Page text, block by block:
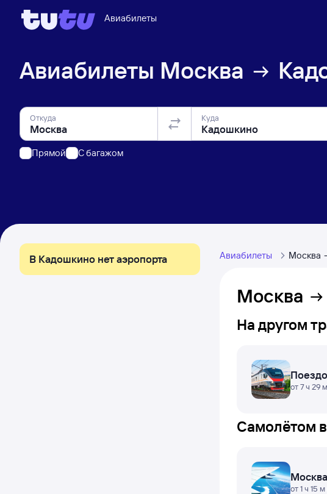
Авиабилеты
Авиабилеты Москва
Откуда
Прямой C багажом
Куда
В Кадошкино нет аэропорта Авиабилеты Москва
Москва
На другом
от 7 ч 29 м
Самолётом
от 1 ч 15